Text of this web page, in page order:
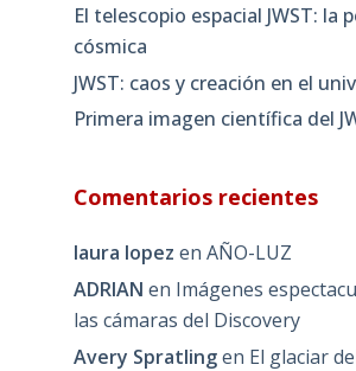
El telescopio espacial JWST: la
cósmica
JWST: caos y creación en el
Primera imagen científica del
Comentarios recientes
laura lopez en AÑO-LUZ
ADRIAN en Imágenes
las cámaras del Discovery
Avery Spratlingen El glaciar